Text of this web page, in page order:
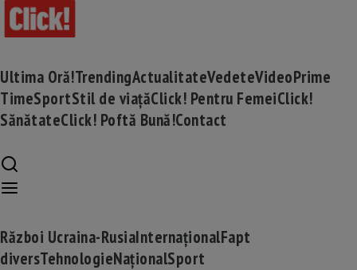
Ultima Oră!TrendingActualitateVedeteVideoPrime
TimeSportStil de viațăClick! Pentru FemeiClick!
SănătateClick! Poftă Bună!Contact
Război Ucraina-RusiaInternaționalFapt
diversTehnologieNaționalSport